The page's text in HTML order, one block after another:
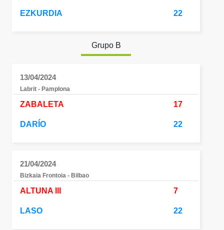
EZKURDIA 22
Grupo B
13/04/2024
Labrit - Pamplona
ZABALETA 17
DARÍO 22
21/04/2024
Bizkaia Frontoia - Bilbao
ALTUNA III 7
LASO 22